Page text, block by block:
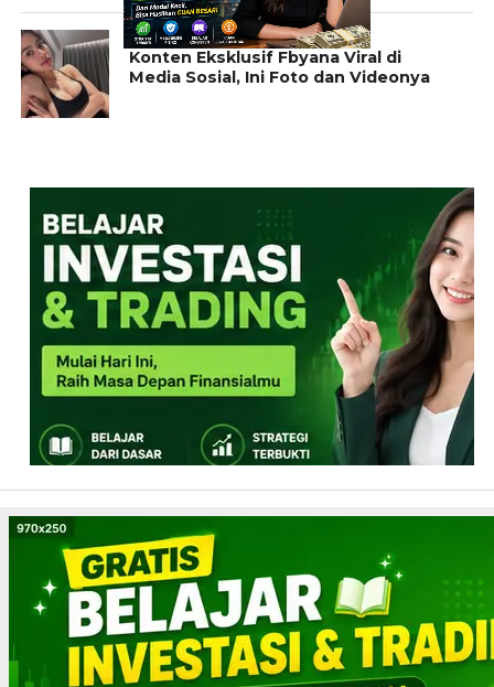
KONTEN EKSKLUSIF
Konten Eksklusif Fbyana Viral di
Media Sosial, Ini Foto dan Videonya